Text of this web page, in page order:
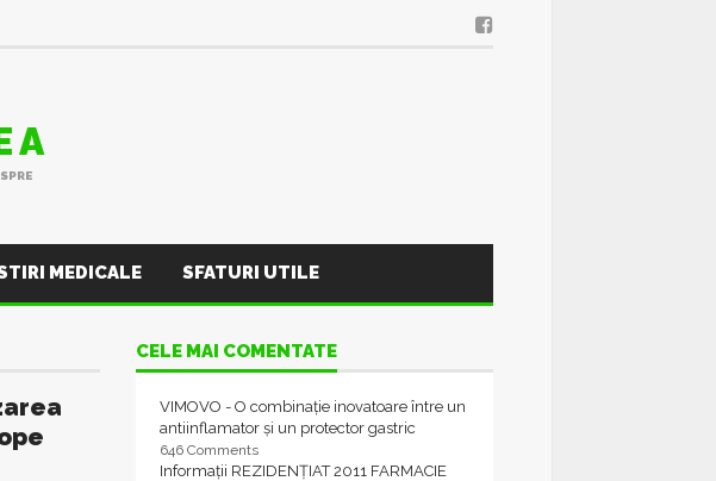
MEDICALE SFATURI UTILE
CELE MAI COMENTATE
VIMOVO - O combinație inovatoare între un
antiinflamator și un protector gastric
646 Comments
Informații REZIDENȚIAT 2011 FARMACIE